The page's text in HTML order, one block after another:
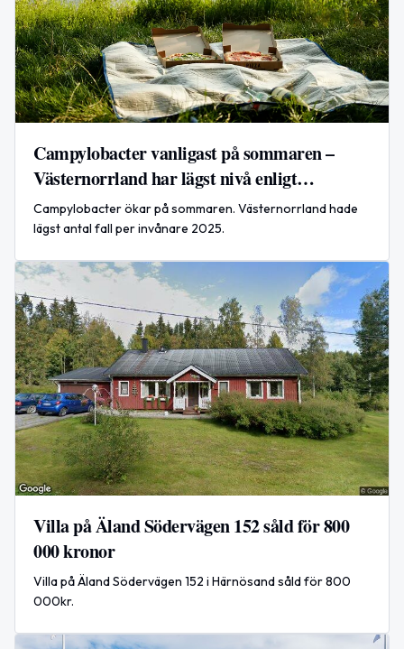
Campylobacter vanligast på sommaren –
Västernorrland har lägst nivå enligt
sammanställning
Campylobacter ökar på sommaren. Västernorrland hade
lägst antal fall per invånare 2025.
Villa på Äland Södervägen 152 såld för 800
000 kronor
Villa på Äland Södervägen 152 i Härnösand såld för 800
000kr.